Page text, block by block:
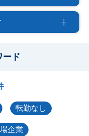
ード
転勤なし
場企業